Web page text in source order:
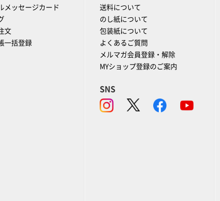
メッセージカード
文
一括登録
送料について
のし紙について
包装紙について
よくあるご質問
メルマガ会員登録・解除
MYショップ登録のご案内
SNS